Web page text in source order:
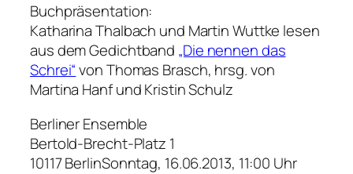
Buchpräsentation:
Katharina Thalbach und Martin Wuttke lesen
aus dem Gedichtband „Die nennen das
Schrei“von Thomas Brasch, hrsg. von
Martina Hanf und Kristin Schulz
Berliner Ensemble
Bertold-Brecht-Platz 1
10117 BerlinSonntag, 16.06.2013, 11:00 Uhr